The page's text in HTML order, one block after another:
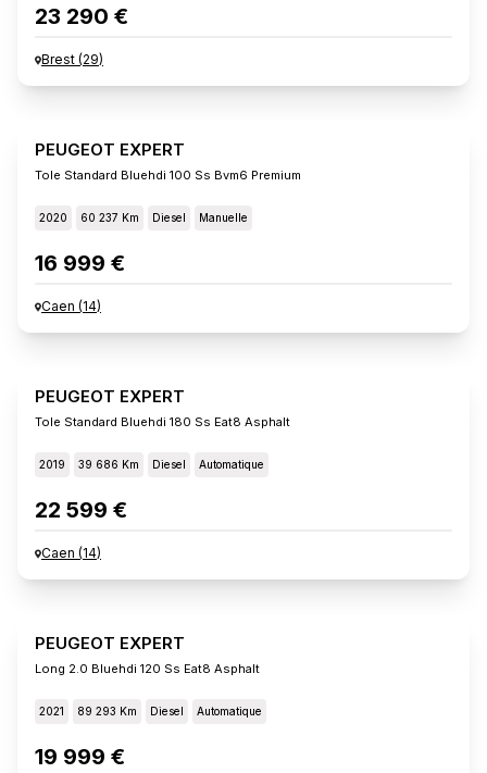
23 290 €
Brest (29)
PEUGEOT EXPERT
Tole Standard Bluehdi 100 Ss Bvm6 Premium
2020 60 237 Km Diesel Manuelle
16 999 €
Caen (14)
PEUGEOT EXPERT
Tole Standard Bluehdi 180 Ss Eat8 Asphalt
2019 39 686 Km Diesel Automatique
22 599 €
Caen (14)
PEUGEOT EXPERT
Long 2.0 Bluehdi 120 Ss Eat8 Asphalt
2021 89 293 Km Diesel Automatique
19 999 €